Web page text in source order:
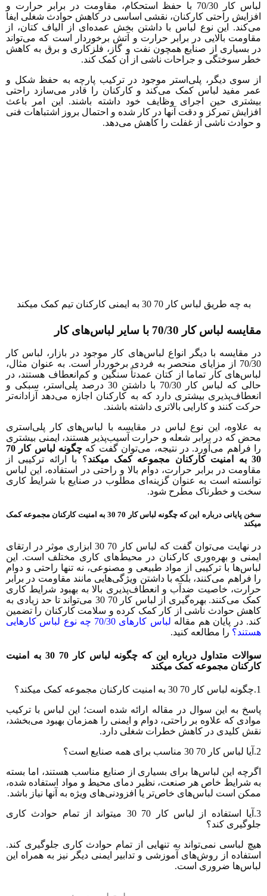
لباس کار 70/30 با حفظ استحکام، مقاومت در برابر حرارت و
راحتی کارکنان، نقشی اساسی در کاهش حوادث شغلی ایفا
این نوع لباس با داشتن بخش عمده‌ای از الیاف کتان، از
بالایی در برابر حرارت و آتش برخوردار است که می‌تواند
بسیاری از صنایع همچون نفت و گاز، فلزکاری و برق به کاهش
سوختگی و جراحات ناشی از آن کمک کند.
سوی دیگر، پلی‌استر موجود در ترکیب پارچه به حفظ شکل و
مفید لباس کمک می‌کند و کارکنان را قادر می‌سازد راحتی
حین اجرای وظایف خود داشته باشند. این امر باعث
تمرکز و دقت آنها در کار شده و احتمال بروز اشتباهات فنی
حوادث ناشی از غفلت را کاهش می‌دهد.
به‌ چه‌ طریق لباس‌ کار‌ 70 30 به ایمنی کارکنان‌ تیم کمک‌ میکند
لباس کار 70/30 با سایر لباس‌های کار
مقایسه با دیگر انواع لباس‌های کار موجود در بازار، لباس کار
70/30 از مزایای منحصر به فردی برخوردار است. به عنوان مثال،
کار تماما از کتان عمدتاً سنگین و کم‌انعطاف هستند، در
حالی که لباس کار 70/30 با داشتن 30 درصد پلی‌استر، سبکی و
بیشتری دارد که به کارکنان اجازه می‌دهد آزادانه‌تر
کنند و کارایی بالاتری داشته باشند.
علاوه، این نوع لباس در مقایسه با لباس‌های کار پلی‌استری
که در برابر شعله و حرارت آسیب‌پذیر هستند، ایمنی بیشتری
فراهم می‌آورد. در نتیجه، می‌توان گفت که
چگونه لباس کار 70
؟ با ارائه ترکیبی از
در برابر حرارت، دوام بالا و راحتی در استفاده، این لباس
است به عنوان گزینه‌ای مطلوب در صنایع با شرایط کاری
و خطرناک مطرح شود.
سخن پایانی درباره این که چگونه لباس کار 70 30 به امنیت کارکنان مجموعه کمک
در نهایت می‌توان گفت که لباس کار 70 30 ابزاری موثر در ارتقای
و بهره‌وری کارکنان در محیط‌های کاری مختلف است. این
با ترکیبی از مواد طبیعی و مصنوعی، نه تنها راحتی و دوام
فراهم می‌کنند، بلکه با داشتن ویژگی‌هایی مانند مقاومت در برابر
خاصیت ضدآب و انعطاف‌پذیری بالا به بهبود شرایط کاری
کمک می‌کنند. بهره‌گیری از لباس کار 70 30 می‌تواند تا حد زیادی به
حوادث ناشی از کار کمک کرده و سلامت کارکنان را تضمین
در پایان هم مقاله
لباس کارهای 70/30 چه نوع لباس کارهایی
را مطالعه کنید.
سوالات متداول درباره این که چگونه لباس کار 70 30 به امنیت
مجموعه کمک میکند
به این سوال در مقاله ارائه شده است؛ این لباس با ترکیب
که علاوه بر راحتی، دوام و ایمنی را همزمان بهبود می‌بخشد،
کلیدی در کاهش خطرات شغلی دارد.
این لباس‌ها برای بسیاری از صنایع مناسب هستند، اما بسته
شرایط خاص هر صنعت، نظیر دمای محیط و مواد استفاده شده،
است لباس‌های خاص‌تر یا افزودنی‌های ویژه به آنها نیاز باشد.
3.آیا استفاده از لباس کار 70 30 میتواند از تمام حوادث کاری
کند؟
لباسی نمی‌تواند به تنهایی از تمام حوادث کاری جلوگیری کند.
از روش‌های آموزشی و تدابیر ایمنی دیگر نیز به همراه این
ضروری است.